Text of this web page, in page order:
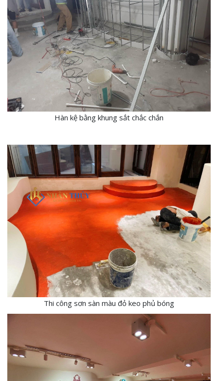
Hàn kệ bằng khung sắt chắc chắn
Thi công sơn sàn màu đỏ keo phủ bóng